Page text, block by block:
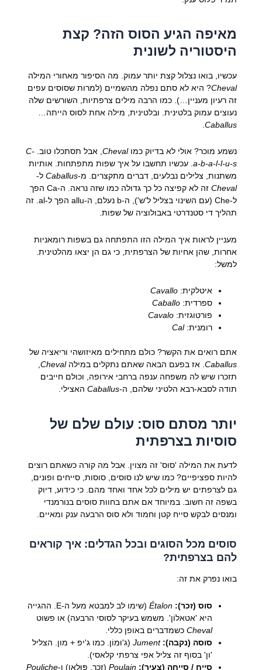
מאיפה הגיע הסוס הזה? קצת
היסטוריה לשונית
עכשיו, בואו נצלול קצת יותר עמוק. מה הסיפור מאחורי המילה
Cheval? היא לא סתם נפלה מהשמיים (למרות שסוסים עפים
זה רעיון מעניין…). כמו הרבה מילים צרפתיות, השורשים שלה
נעוצים עמוק בלטינית. ובלטינית, מילה אחת לסוס הייתה…
Caballus
.
נשמע מוכר? אולי לא בדיוק כמוCheval, אבל תסתכלו טוב. C-
a-b-a-l-l-u-s. עכשיו תחשבו על איך שפות מתפתחות. אותיות
משתנות, צלילים נבלעים, דברים מתקצרים. מ-Caballusל-
Cheval
זה לא קפיצה כל כך גדולה כמו שזה נראה. ה-Ca הפך
ל-Che (עם השינוי בצליל ל'ש'), ה-b נעלם, ה-allu הפך ל-al. זה
תהליך די סטנדרטי באבולוציה של שפות.
מעניין לראות איך המילה הזו התפתחה גם בשפות רומאניות
אחרות, שהן אחיות של הצרפתית, כי גם הן יצאו מהלטינית.
למשל:
איטלקית: Cavallo
ספרדית: Caballo
פורטוגזית: Cavalo
רומנית:Cal
אתם רואים את הקשר? כולם מתחילים מאיזושהי וריאציה של
Caballus. אז בפעם הבאה שאתם נתקלים במילהCheval
,
תזכרו שיש לה משפחה ענפה ברחבי אירופה, וכולם חייבים
תודה לסבא-רבא הלטיני שלהם, ה-Caballusהאצילי.
יותר מסתם סוס: עולם שלם של
סוסיות בצרפתית
לדעת את המילה 'סוס' זה מצוין. אבל מה קורה כשאתם רוצים
להיות ספציפיים? כמו שיש לנו סוסים, סוסות, סייחים ופונים,
גם לצרפתים יש מילים לכל אחד ואחד מהם. כי כידוע, דיוק
בשפה זה חשוב. במיוחד אם אתם בחוות סוסים בנורמנדי
ומנסים לבקש סייח קטן וחמוד ולא סוס הרבעה ענק ומאיים.
סוסים מכל הסוגים ובכל הגדלים: איך קוראים
להם בצרפתית?
בואו נפרק את זה:
סוס (זכר): Étalon
(שימו לב למבטא מעל ה-E. ההגייה
היא 'אטאלוֹן'. משמש בעיקר לסוסי הרבעה) או פשוט
Chevalכשמדברים באופן כללי.
סוסה (נקבה): Jument(ג'וּמוֹן. כמו ג'יפ + מון. הצליל
'ון' בסוף זה צליל אפי צרפתי קלאסי).
סייח / סייחה (צעיר): Poulain(זכר, פּוּלַאן) ו-Pouliche